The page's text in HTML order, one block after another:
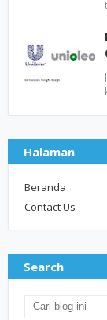
Halaman
Beranda
Contact Us
Search